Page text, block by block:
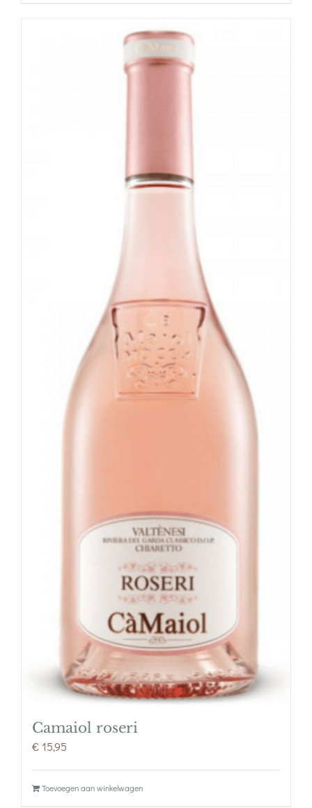
Camaiol roseri
€ 15,95
Toevoegen aan winkelwagen